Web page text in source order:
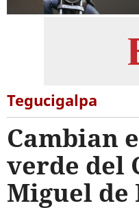
Tegucigalpa
Cambian
verde del
Miguel de